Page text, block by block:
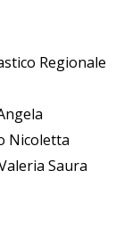
Regionale
Nicoletta
Saura